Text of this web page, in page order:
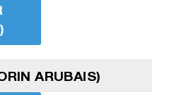
ARUBAIS)